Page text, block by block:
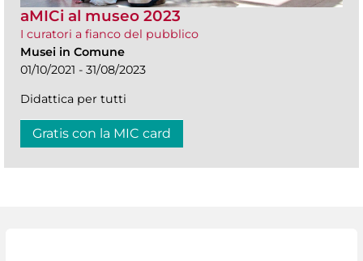
aMICi al museo 2023
I curatori a fianco del pubblico
Musei in Comune
01/10/2021 - 31/08/2023
Didattica per tutti
Gratis con la MIC card